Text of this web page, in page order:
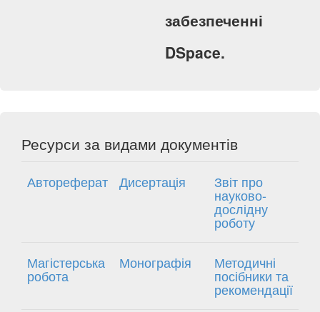
забезпеченні
DSpace.
Ресурси за видами документів
Автореферат Дисертація Звіт про
науково-
дослідну
роботу
Магістерська
робота
Монографія Методичні
посібники та
рекомендації